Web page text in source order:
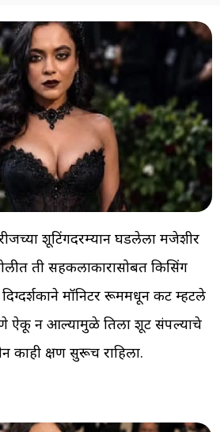
शूटिंगदरम्यान घडलेला मजेशीर
ती सहकलाकारासोबत किसिंग
मॉनिटर रूममधून कट म्हटले
ऐकू न आल्यामुळे तिला शूट संपल्याचे
काही क्षण सुरूच राहिला.